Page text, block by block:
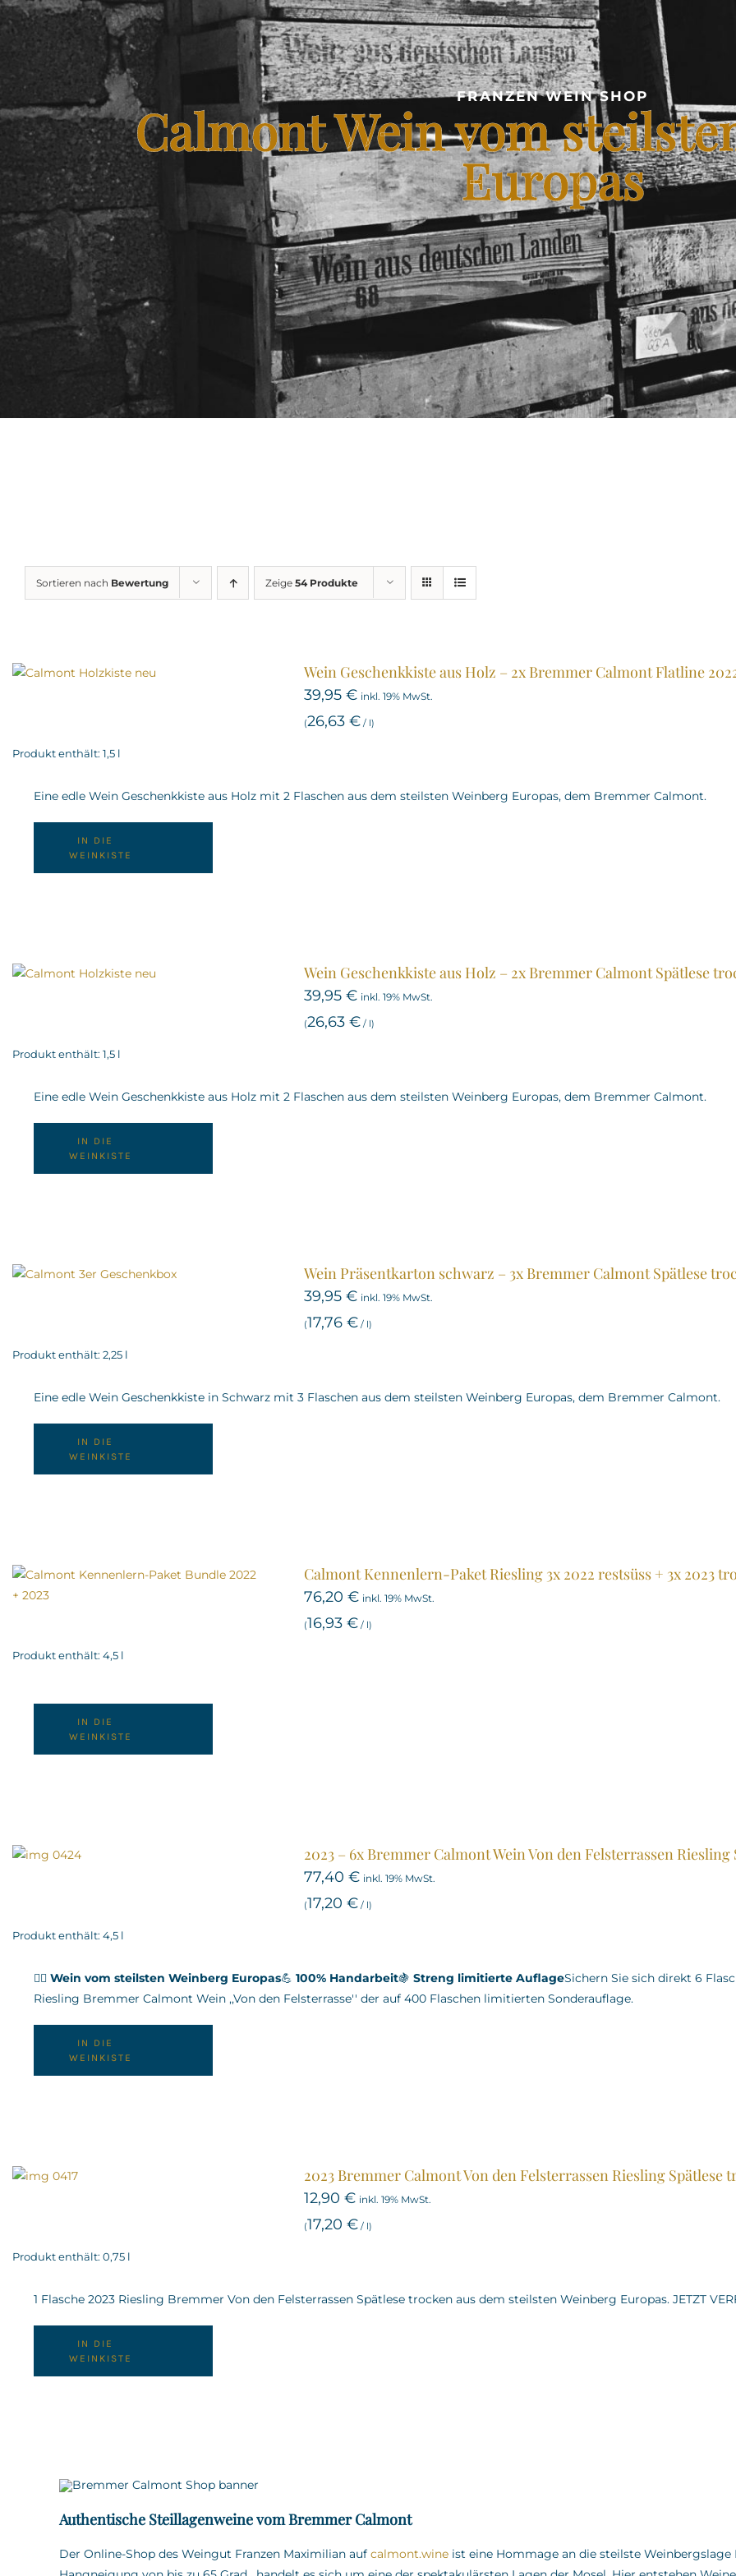
FRANZEN WEIN SHOP
Calmont Wein vom
Europas
Sortieren nach Bewertung Zeige 54 Produkte
Wein Geschenkkiste aus Holz – 2x Bremmer Calmont Flatline
39,95 € inkl. 19% MwSt.
(26,63 €/ l)
Produkt enthält: 1,5 l
Eine edle Wein Geschenkkiste aus Holz mit 2 Flaschen aus dem steilsten Weinberg Europas, dem Bremmer Calmont.
IN DIE
WEINKISTE
Wein Geschenkkiste aus Holz – 2x Bremmer Calmont Spätlese
39,95 € inkl. 19% MwSt.
(26,63 €/ l)
Produkt enthält: 1,5 l
Eine edle Wein Geschenkkiste aus Holz mit 2 Flaschen aus dem steilsten Weinberg Europas, dem Bremmer Calmont.
IN DIE
WEINKISTE
Wein Präsentkarton schwarz – 3x Bremmer Calmont Spätlese
39,95 € inkl. 19% MwSt.
(17,76 €/ l)
Produkt enthält: 2,25 l
Eine edle Wein Geschenkkiste in Schwarz mit 3 Flaschen aus dem steilsten Weinberg Europas, dem Bremmer Calmont.
IN DIE
WEINKISTE
Calmont Kennenlern-Paket Riesling 3x 2022 restsüss + 3x 2023
76,20 € inkl. 19% MwSt.
(16,93 €/ l)
Produkt enthält: 4,5 l
IN DIE
WEINKISTE
2023 – 6x Bremmer Calmont Wein Von den Felsterrassen
77,40 € inkl. 19% MwSt.
(17,20 €/ l)
Produkt enthält: 4,5 l
🧗‍♂️ Wein vom steilsten Weinberg Europas💪 100% Handarbeit🍇 Streng limitierte AuflageSichern Sie sich direkt 6
Riesling Bremmer Calmont Wein ,,Von den Felsterrasse'' der auf 400 Flaschen limitierten Sonderauflage.
IN DIE
WEINKISTE
2023 Bremmer Calmont Von den Felsterrassen Riesling Spätlese
12,90 € inkl. 19% MwSt.
(17,20 €/ l)
Produkt enthält: 0,75 l
1 Flasche 2023 Riesling Bremmer Von den Felsterrassen Spätlese trocken aus dem steilsten Weinberg Europas. JETZT
IN DIE
WEINKISTE
Authentische Steillagenweine vom Bremmer Calmont
Der Online-Shop des Weingut Franzen Maximilian auf calmont.wineist eine Hommage an die steilste Weinbergslage